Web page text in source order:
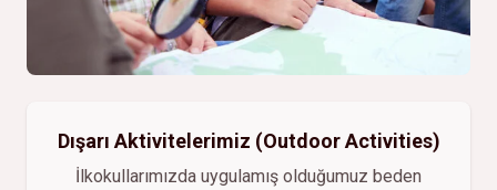
Dışarı Aktivitelerimiz (Outdoor Activities)
İlkokullarımızda uygulamış olduğumuz beden